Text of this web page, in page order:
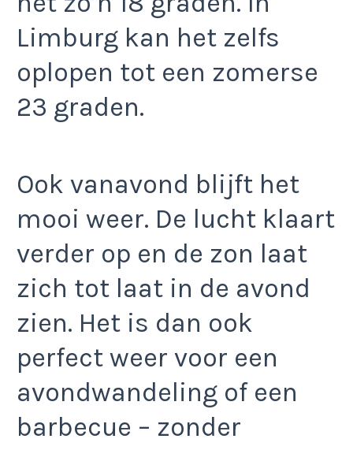
Limburg kan het zelfs
oplopen tot een zomerse
23 graden.
Ook vanavond blijft het
mooi weer. De lucht klaart
verder op en de zon laat
zich tot laat in de avond
zien. Het is dan ook
perfect weer voor een
avondwandeling of een
barbecue – zonder